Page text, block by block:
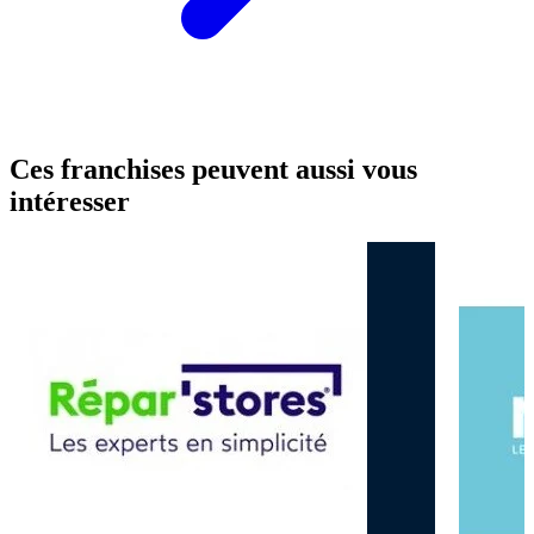
Ces franchises peuvent aussi vous
intéresser